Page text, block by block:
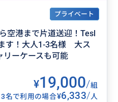
プライベート
港まで片道送迎！Tesl
す！大人1-3名様 大ス
リーケースも可能
¥19,000/組
3名で利用の場合¥6,333/人